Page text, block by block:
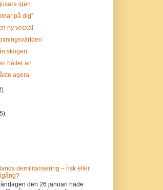
igen
på dig”
ny vecka!
skogen
håller än
agera
demilitarisering – risk eller
den 26 januari hade